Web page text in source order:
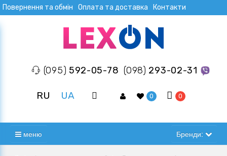
Повернення та обмін Оплата та доставка Контакти
(095) 592-05-78 (098) 293-02-31
RU UA 0 0
меню Бренди: